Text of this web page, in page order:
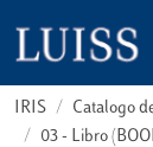
IRIS
Catalogo
03 - Libro